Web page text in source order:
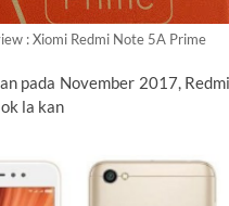
: Xiomi Redmi Note 5A Prime
pada November 2017,
la kan